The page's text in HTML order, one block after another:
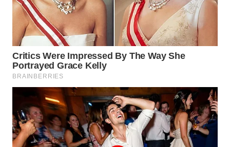
TEBING
TINGGI
PAKPAK
WN
KARAWANG
WN
BEKASI